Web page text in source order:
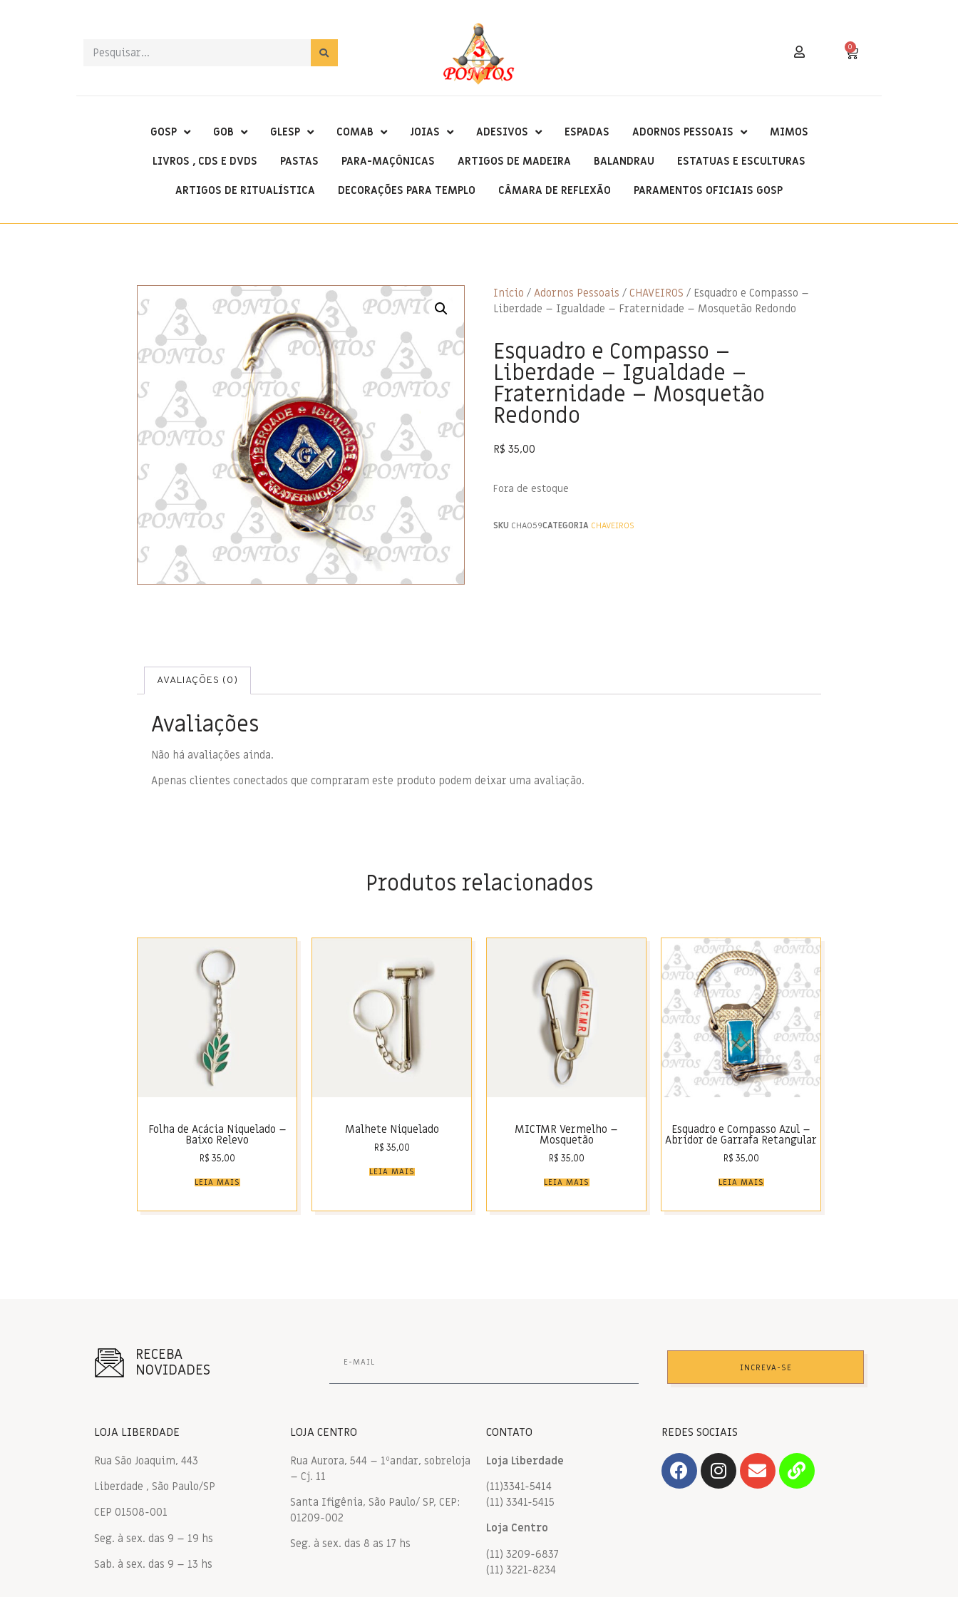
0
GOSP GOB GLESP COMAB JOIAS ADESIVOS ESPADAS ADORNOS PESSOAIS MIMOS
LIVROS , CDS E DVDS PASTAS PARA-MAÇÔNICAS ARTIGOS DE MADEIRA BALANDRAU ESTATUAS E ESCULTURAS
ARTIGOS DE RITUALÍSTICA DECORAÇÕES PARA TEMPLO CÂMARA DE REFLEXÃO PARAMENTOS OFICIAIS GOSP
Início / Adornos Pessoais / CHAVEIROS / Esquadro e Compasso –
Liberdade – Igualdade – Fraternidade – Mosquetão Redondo
Esquadro e Compasso –
Liberdade – Igualdade –
Fraternidade – Mosquetão
Redondo
R$ 35,00
Fora de estoque
SKU CHA059CATEGORIA CHAVEIROS
AVALIAÇÕES (0)
Avaliações
Não há avaliações ainda.
Apenas clientes conectados que compraram este produto podem deixar uma avaliação.
Produtos relacionados
Folha de Acácia Niquelado –
Baixo Relevo
R$ 35,00
LEIA MAIS
Malhete Niquelado
R$ 35,00
LEIA MAIS
MICTMR Vermelho –
Mosquetão
R$ 35,00
LEIA MAIS
Esquadro e Compasso Azul –
Abridor de Garrafa Retangular
R$ 35,00
LEIA MAIS
RECEBA
NOVIDADES
INCREVA-SE
LOJA LIBERDADE
Rua São Joaquim, 443
Liberdade , São Paulo/SP
CEP 01508-001
Seg. à sex. das 9 – 19 hs
Sab. à sex. das 9 – 13 hs
LOJA CENTRO
Rua Aurora, 544 – 1ºandar, sobreloja
– Cj. 11
Santa Ifigênia, São Paulo/ SP, CEP:
01209-002
Seg. à sex. das 8 as 17 hs
CONTATO
Loja Liberdade
(11)3341-5414
(11) 3341-5415
Loja Centro
(11) 3209-6837
(11) 3221-8234
REDES SOCIAIS